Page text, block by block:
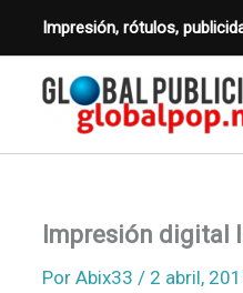
contenido
Impresión, rótulos,
Impresión digital
Por Abix33 / 2 abril,